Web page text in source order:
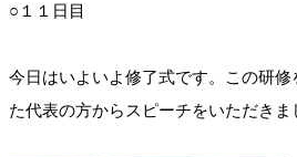
○１１日目
今日はいよいよ修了式です。この研
た代表の方からスピーチをいただきま